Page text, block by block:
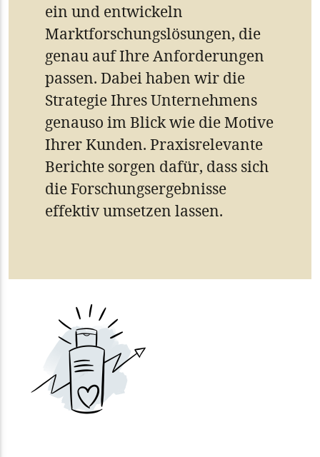
ein und entwickeln
Marktforschungslösungen, die
genau auf Ihre Anforderungen
passen. Dabei haben wir die
Strategie Ihres Unternehmens
genauso im Blick wie die Motive
Ihrer Kunden. Praxisrelevante
Berichte sorgen dafür, dass sich
die Forschungsergebnisse
effektiv umsetzen lassen.